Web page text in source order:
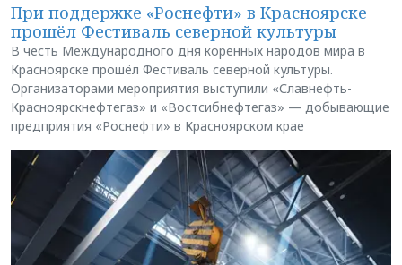
При поддержке «Роснефти» в Красноярске
прошёл Фестиваль северной культуры
В честь Международного дня коренных народов мира в
Красноярске прошёл Фестиваль северной культуры.
Организаторами мероприятия выступили «Славнефть-
Красноярскнефтегаз» и «Востсибнефтегаз» — добывающие
предприятия «Роснефти» в Красноярском крае